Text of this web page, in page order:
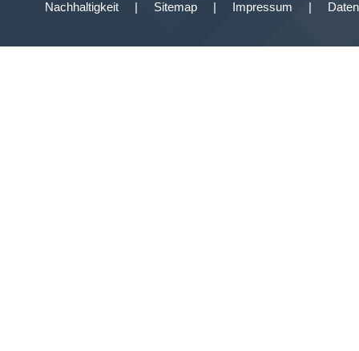
Nachhaltigkeit Sitemap Impressum